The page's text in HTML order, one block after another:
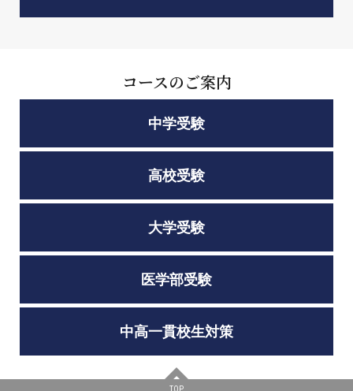
コースのご案内
中学受験
高校受験
大学受験
医学部受験
中高一貫校生対策
TOP